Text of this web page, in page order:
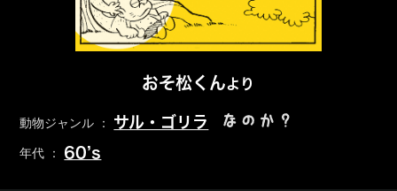
おそ松くんより
動物ジャンル ： サル・ゴリラ なのか？
年代 ： 60’s